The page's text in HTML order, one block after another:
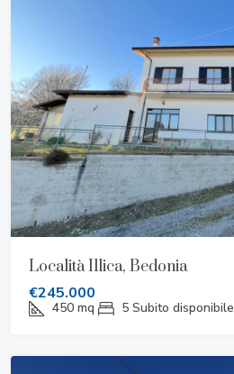
Località Illica, Bedonia
€245.000
450 mq 5 Subito disponibile